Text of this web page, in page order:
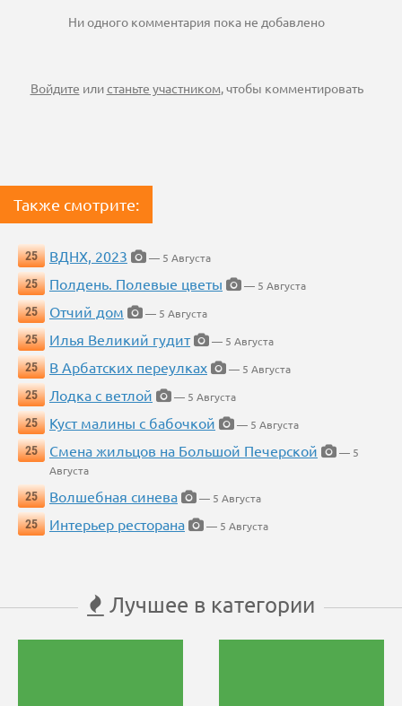
Ни одного комментария пока не добавлено
Войдите илистаньте участником, чтобы комментировать
Также смотрите:
25 ВДНХ, 2023
— 5 Августа
25
Полдень. Полевые цветы
— 5 Августа
25
Отчий дом
— 5 Августа
25
Илья Великий гудит
— 5 Августа
25
В Арбатских переулках
— 5 Августа
25
Лодка с ветлой
— 5 Августа
25
Куст малины с бабочкой
— 5 Августа
25
Смена жильцов на Большой Печерской
— 5
Августа
25
Волшебная синева
— 5 Августа
25
Интерьер ресторана — 5 Августа
Лучшее в категории